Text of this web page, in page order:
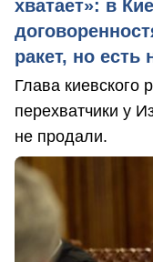
хватает»: в
ракет, но есть
Глава киевского
перехватчики у
не продали.